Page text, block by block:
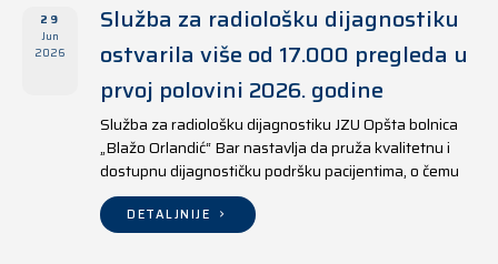
29
Jun
2026
Služba za radiološku dijagnostiku
ostvarila više od 17.000 pregleda u
prvoj polovini 2026. godine
Služba za radiološku dijagnostiku JZU Opšta bolnica
„Blažo Orlandić“ Bar nastavlja da pruža kvalitetnu i
dostupnu dijagnostičku podršku pacijentima, o čemu
svjedoče i rezultati ostvareni u periodu od 1. januara
do 17. juna 2026. godine.
DETALJNIJE